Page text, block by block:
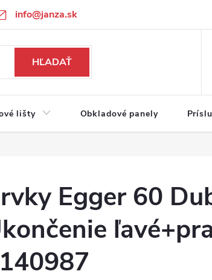
info@janza.skPodmienky ochrany osobných údajov
HĽADAŤ
lišty Obkladové panely
Egger 60